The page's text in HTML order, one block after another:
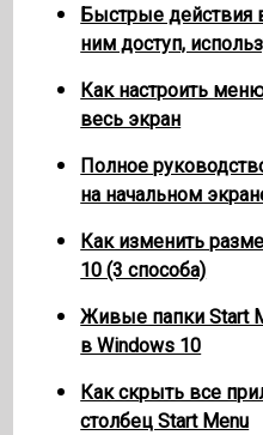
Быстрые действия
ним доступ,
Как настроить
весь экран
Полное
на начальном
Как изменить
10 (3 способа)
Живые папки Start
в Windows 10
Как скрыть все
столбец Start Menu